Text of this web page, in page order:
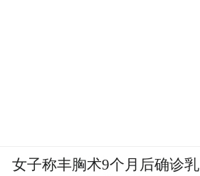
女子称丰胸术9个月后确诊乳